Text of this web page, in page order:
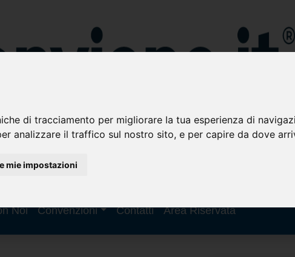
di tracciamento per migliorare la tua esperienza di
analizzare il traffico sul nostro sito, e per capire da dove
mie impostazioni
Noi Convenzioni Contatti Area Riservata